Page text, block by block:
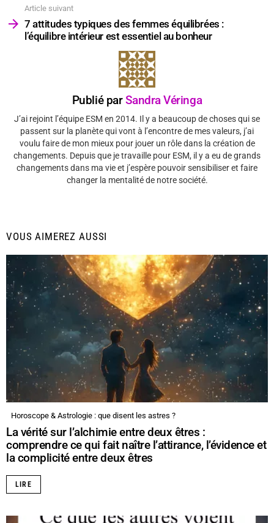
Article suivant
7 attitudes typiques des femmes équilibrées :
l’équilibre intérieur est essentiel au bonheur
Publié parSandra Véringa
J’ai rejoint l’équipe ESM en 2014. Il y a beaucoup de choses qui se
passent sur la planète qui vont à l’encontre de mes valeurs, j’ai
voulu faire de mon mieux pour jouer un rôle dans la création de
changements. Depuis que je travaille pour ESM, il y a eu de grands
changements dans ma vie et j’espère pouvoir sensibiliser et faire
changer la mentalité de notre société.
VOUS AIMEREZ AUSSI
Horoscope & Astrologie : que disent les astres ?
La vérité sur l’alchimie entre deux êtres :
comprendre ce qui fait naître l’attirance, l’évidence et
la complicité entre deux êtres
LIRE